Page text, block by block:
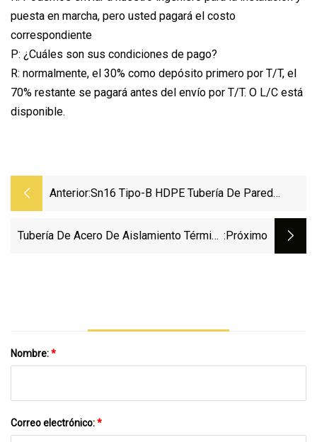
puesta en marcha, pero usted pagará el costo
correspondiente
P: ¿Cuáles son sus condiciones de pago?
R: normalmente, el 30% como depósito primero por T/T, el
70% restante se pagará antes del envío por T/T. O L/C está
disponible.
Anterior:Sn16 Tipo-B HDPE Tubería De Pared
PE Tubería Krah
Tubería De Acero De Aislamiento Térmico :próximo
Nombre:*
Correo electrónico:*